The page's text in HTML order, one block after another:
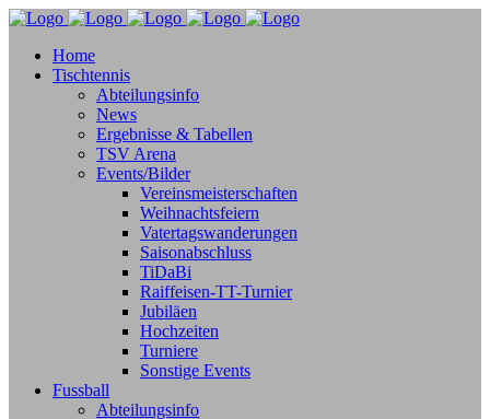
Home
Tischtennis
Abteilungsinfo
News
Ergebnisse & Tabellen
TSV Arena
Events/Bilder
Vereinsmeisterschaften
Weihnachtsfeiern
Vatertagswanderungen
Saisonabschluss
TiDaBi
Raiffeisen-TT-Turnier
Jubiläen
Hochzeiten
Turniere
Sonstige Events
Fussball
Abteilungsinfo